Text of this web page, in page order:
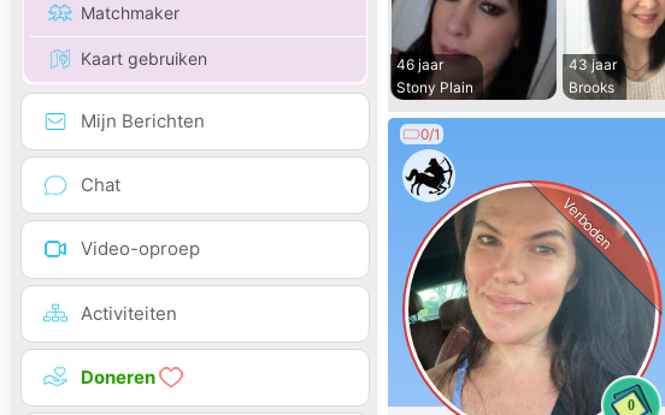
Matchmaker
Kaart gebruiken
Mijn Berichten
Chat
Video-oproep
Activiteiten
Doneren
46 jaar
Stony Plain
43 jaar
Brooks
0/1
0
Verboden